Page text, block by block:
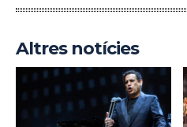
Altres notícies